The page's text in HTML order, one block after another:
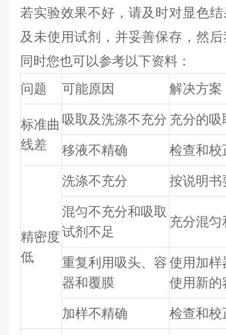
若实验效果不好，请及时对显色
及未使用试剂，并妥善保存，然
同时您也可以参考以下资料：
问题
可能原因 解决方案
标准曲
线差
吸取及洗涤不充分 充分的
移液不精确 检查和校
精密度
低
洗涤不充分 按说明书
混匀不充分和吸取
试剂不足
充分混
重复利用吸头、容
器和覆膜
使用加样
使用新的
加样不精确 检查和校